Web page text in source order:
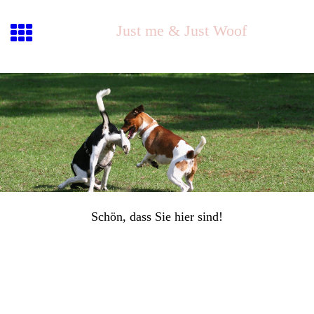
Just me & Just Woof
Schön, dass Sie hier sind!